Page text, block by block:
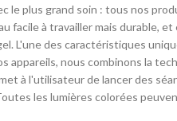
le plus grand soin : tous nos
facile à travailler mais durable,
L'une des caractéristiques
appareils, nous combinons la
à l'utilisateur de lancer des
les lumières colorées